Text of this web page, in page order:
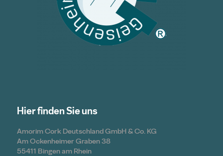
Hier finden Sie uns
Amorim Cork Deutschland GmbH & Co. KG
Am Ockenheimer Graben 38
55411 Bingen am Rhein